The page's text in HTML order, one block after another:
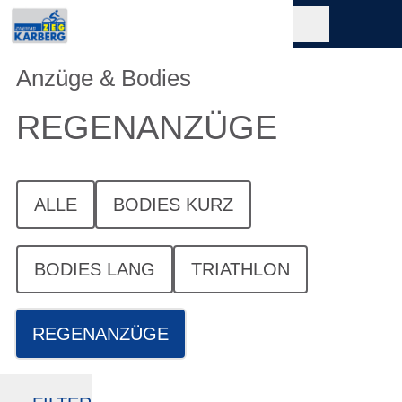
Anzüge & Bodies
REGENANZÜGE
ALLE BODIES KURZ
BODIES LANG TRIATHLON
REGENANZÜGE